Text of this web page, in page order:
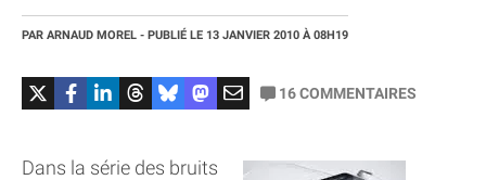
PAR ARNAUD MOREL - PUBLIÉ LE 13 JANVIER 2010 À 08H19
16COMMENTAIRES
Dans la série des bruits